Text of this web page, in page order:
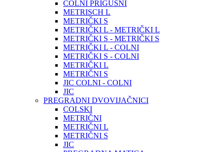
COLNI PRIGUŠNI
METRISCH L
METRIČKI S
METRIČKI L - METRIČKI L
METRIČKI S - METRIČKI S
METRIČKI L - COLNI
METRIČKI S - COLNI
METRIČKI L
METRIČNI S
JIC COLNI - COLNI
JIC
PREGRADNI DVOVIJAČNICI
COLSKI
METRIČNI
METRIČNI L
METRIČNI S
JIC